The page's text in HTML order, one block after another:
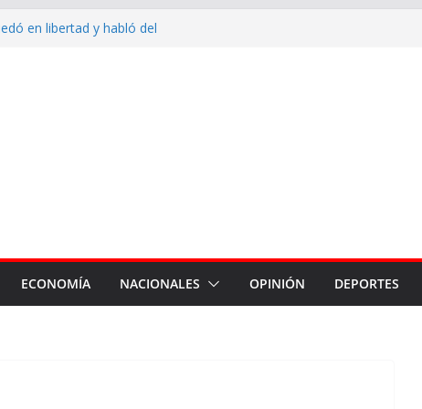
en libertad y habló del
un acueducto y entregó
Francia
de trabajo al
el trabajo del personal de la
ECONOMÍA NACIONALES OPINIÓN DEPORTES